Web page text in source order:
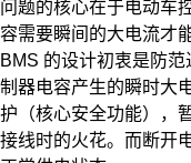
问题的核心在于电动车
容需要瞬间的大电流才
BMS 的设计初衷是防
制器电容产生的瞬时大
护（核心安全功能），
接线时的火花。而断开